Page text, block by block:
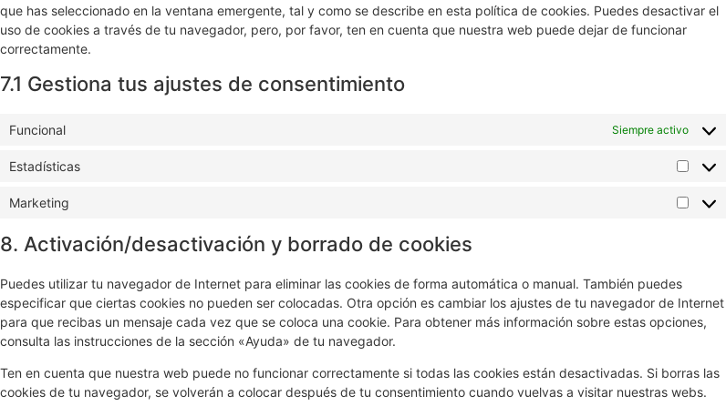
que has seleccionado en la ventana emergente, tal y como se describe en esta política de cookies. Puedes desactivar el
uso de cookies a través de tu navegador, pero, por favor, ten en cuenta que nuestra web puede dejar de funcionar
correctamente.
7.1 Gestiona tus ajustes de consentimiento
Funcional Siempre activo
Estadísticas
Marketing
8. Activación/desactivación y borrado de cookies
Puedes utilizar tu navegador de Internet para eliminar las cookies de forma automática o manual. También puedes
especificar que ciertas cookies no pueden ser colocadas. Otra opción es cambiar los ajustes de tu navegador de Internet
para que recibas un mensaje cada vez que se coloca una cookie. Para obtener más información sobre estas opciones,
consulta las instrucciones de la sección «Ayuda» de tu navegador.
Ten en cuenta que nuestra web puede no funcionar correctamente si todas las cookies están desactivadas. Si borras las
cookies de tu navegador, se volverán a colocar después de tu consentimiento cuando vuelvas a visitar nuestras webs.